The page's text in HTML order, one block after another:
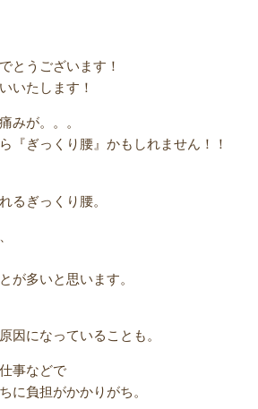
とうございます！
いたします！
みが。。。
『ぎっくり腰』かもしれません！！
るぎっくり腰。
が多いと思います。
因になっていることも。
事などで
に負担がかかりがち。